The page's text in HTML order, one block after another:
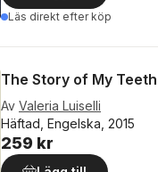
Läs direkt efter köp
The Story of My Teeth
Av Valeria Luiselli
Häftad, Engelska, 2015
259 kr